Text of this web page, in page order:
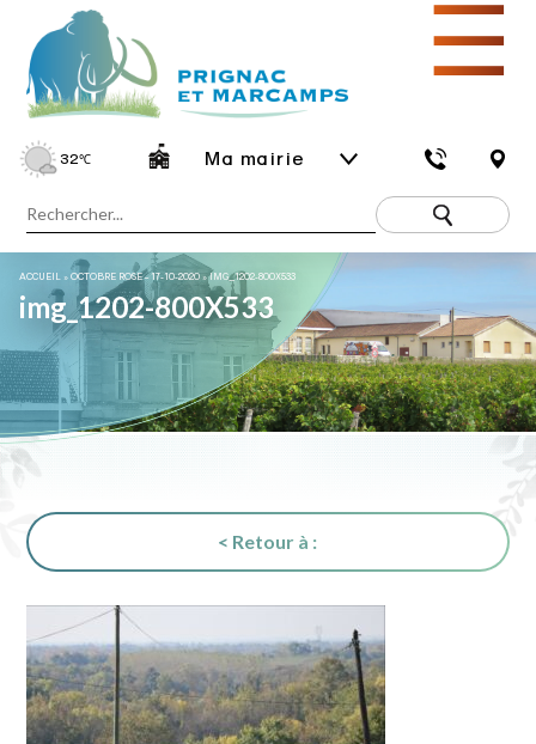
32℃ Ma mairie
☰
ACCUEIL »OCTOBRE ROSE – 17-10-2020»IMG_1202-800X533
img_1202-800X533
< Retour à :